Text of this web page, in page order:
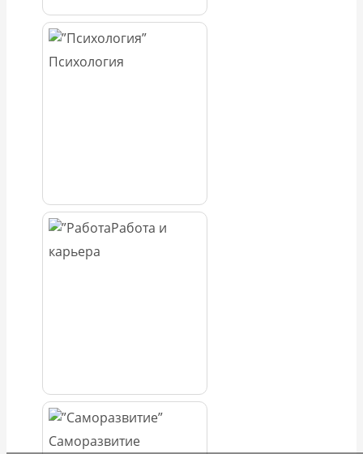
Психология
Работа и
карьера
Саморазвитие